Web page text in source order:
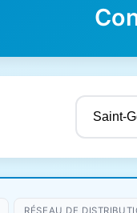
RÉSEAU DE